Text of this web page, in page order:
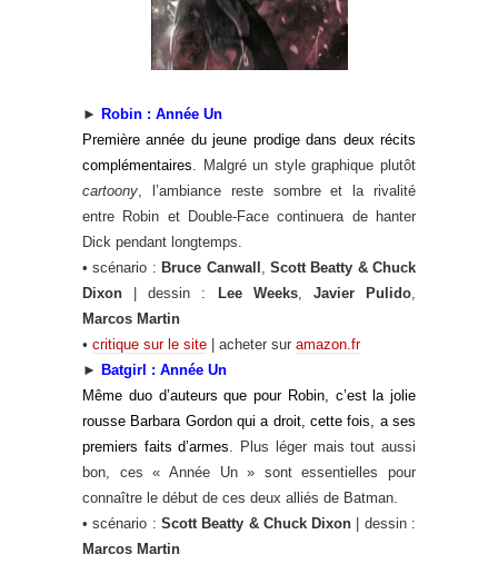
► Robin : Année Un
Première année du jeune prodige dans deux récits
complémentaires . Malgré un style graphique plutôt
cartoony , l’ambiance reste sombre et la rivalité
entre Robin et Double-Face continuera de hanter
Dick pendant longtemps.
• scénario : Bruce Canwall
Scott Beatty & Chuck
Dixon | dessin : Lee Weeks, Javier Pulido
Marcos Martin
• critique sur le site | acheter sur amazon.fr
► Batgirl : Année Un
Même duo d’auteurs que pour Robin, c’est la jolie
rousse Barbara Gordon qui a droit, cette fois, a ses
premiers faits d’armes . Plus léger mais tout aussi
bon, ces « Année Un » sont essentielles pour
connaître le début de ces deux alliés de Batman.
• scénario : Scott Beatty & Chuck Dixon | dessin :
Marcos Martin